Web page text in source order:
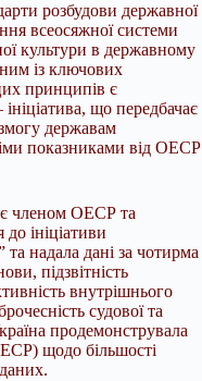
розбудови державної
всеосяжної системи
культури в державному
із ключових
принципів є
що передбачає
державам
показниками від ОЕСР
є членом ОЕСР та
ініціативи
та надала дані за чотирма
підзвітність
внутрішнього
судової та
продемонструвала
щодо більшості